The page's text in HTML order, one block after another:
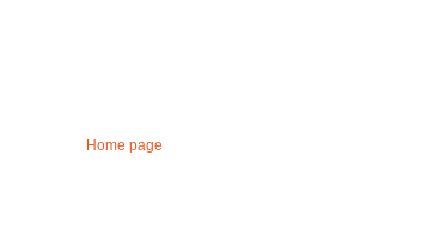
Home page